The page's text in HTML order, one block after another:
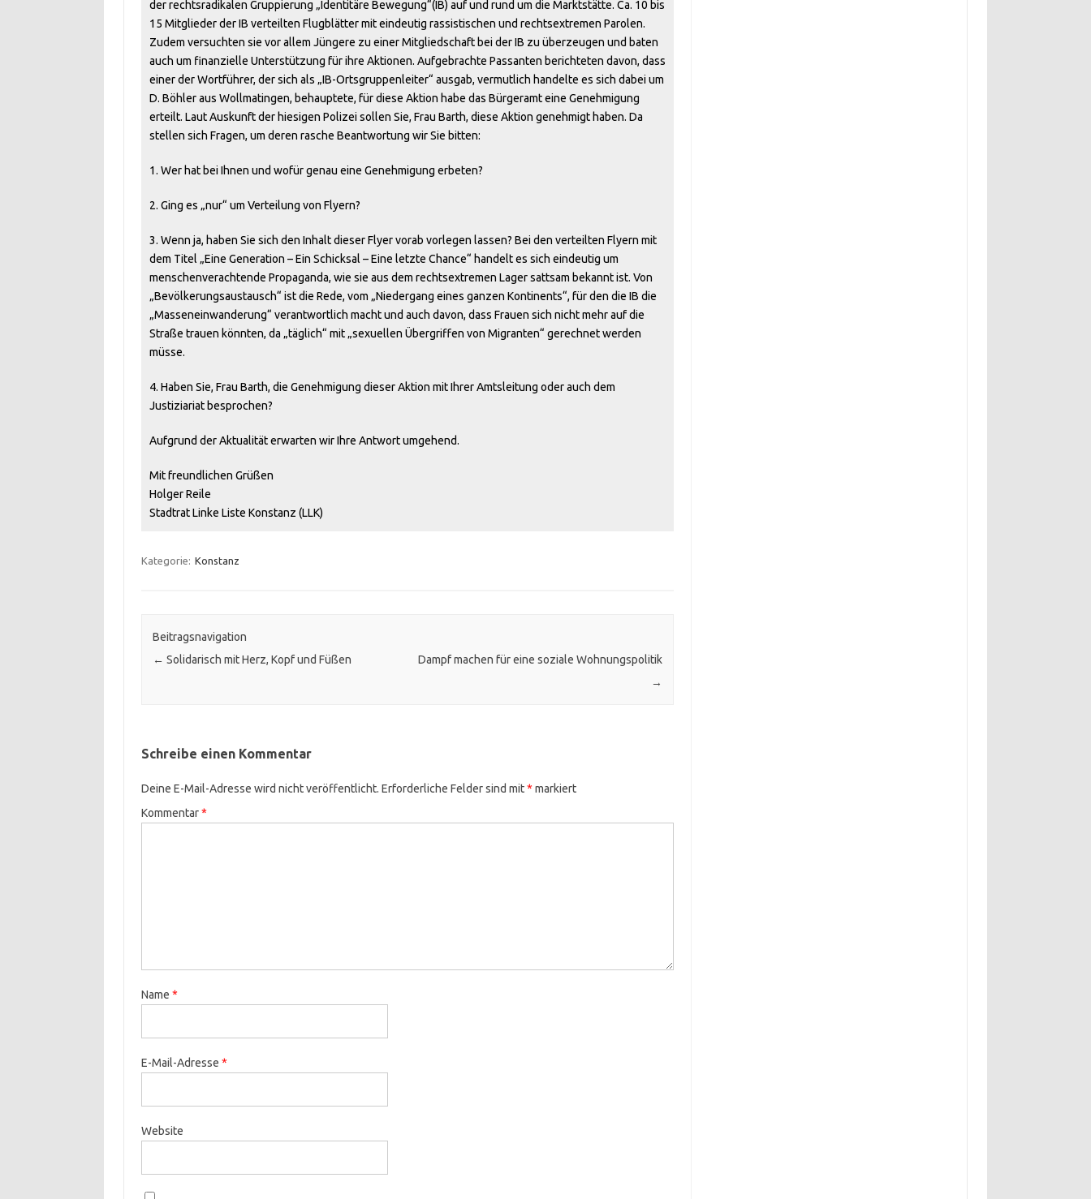
der rechtsradikalen Gruppierung „Identitäre Bewegung“(IB) auf und rund um die Marktstätte. Ca. 10 bis
15 Mitglieder der IB verteilten Flugblätter mit eindeutig rassistischen und rechtsextremen Parolen.
Zudem versuchten sie vor allem Jüngere zu einer Mitgliedschaft bei der IB zu überzeugen und baten
auch um finanzielle Unterstützung für ihre Aktionen. Aufgebrachte Passanten berichteten davon, dass
einer der Wortführer, der sich als „IB-Ortsgruppenleiter“ ausgab, vermutlich handelte es sich dabei um
D. Böhler aus Wollmatingen, behauptete, für diese Aktion habe das Bürgeramt eine Genehmigung
erteilt. Laut Auskunft der hiesigen Polizei sollen Sie, Frau Barth, diese Aktion genehmigt haben. Da
stellen sich Fragen, um deren rasche Beantwortung wir Sie bitten:
1. Wer hat bei Ihnen und wofür genau eine Genehmigung erbeten?
2. Ging es „nur“ um Verteilung von Flyern?
3. Wenn ja, haben Sie sich den Inhalt dieser Flyer vorab vorlegen lassen? Bei den verteilten Flyern mit
dem Titel „Eine Generation – Ein Schicksal – Eine letzte Chance“ handelt es sich eindeutig um
menschenverachtende Propaganda, wie sie aus dem rechtsextremen Lager sattsam bekannt ist. Von
„Bevölkerungsaustausch“ ist die Rede, vom „Niedergang eines ganzen Kontinents“, für den die IB die
„Masseneinwanderung“ verantwortlich macht und auch davon, dass Frauen sich nicht mehr auf die
Straße trauen könnten, da „täglich“ mit „sexuellen Übergriffen von Migranten“ gerechnet werden
müsse.
4. Haben Sie, Frau Barth, die Genehmigung dieser Aktion mit Ihrer Amtsleitung oder auch dem
Justiziariat besprochen?
Aufgrund der Aktualität erwarten wir Ihre Antwort umgehend.
Mit freundlichen Grüßen
Holger Reile
Stadtrat Linke Liste Konstanz (LLK)
Kategorie: Konstanz
Beitragsnavigation
← Solidarisch mit Herz, Kopf und Füßen
Dampf machen für eine soziale Wohnungspolitik
→
Schreibe einen Kommentar
Deine E-Mail-Adresse wird nicht veröffentlicht. Erforderliche Felder sind mit* markiert
Kommentar*
Name *
E-Mail-Adresse *
Website